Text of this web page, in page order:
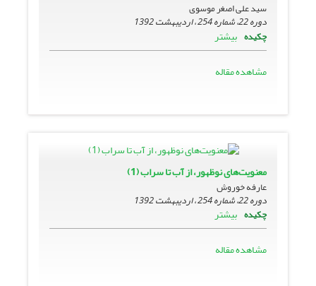
سید علی اصغر موسوی
دوره 22، شماره 254 ، اردیبهشت 1392
چکیده بیشتر
مشاهده مقاله
معنویت‌های نوظهور، از آب تا سراب (1)
عارفه خوروش
دوره 22، شماره 254 ، اردیبهشت 1392
چکیده بیشتر
مشاهده مقاله